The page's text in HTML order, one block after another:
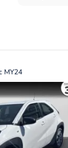
MY24